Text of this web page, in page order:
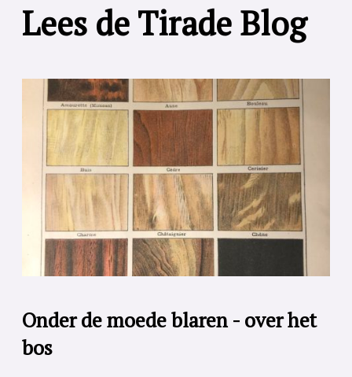
Lees de Tirade Blog
Onder de moede blaren - over het
bos